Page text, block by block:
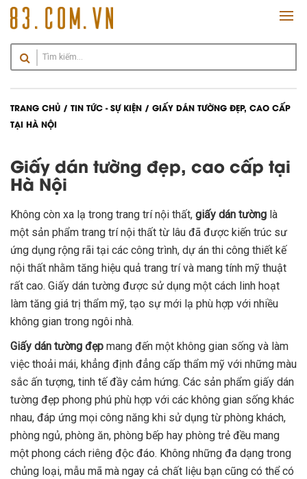
TRANG CHỦ / TIN TỨC - SỰ KIỆN / GIẤY DÁN TƯỜNG ĐẸP, CAO CẤP
TẠI HÀ NỘI
Giấy dán tường đẹp, cao cấp tại
Hà Nội
Không còn xa lạ trong trang trí nội thất, giấy dán tường là
một sản phẩm trang trí nội thất từ lâu đã được kiến trúc sư
ứng dụng rộng rãi tại các công trình, dự án thi công thiết kế
nội thất nhằm tăng hiệu quả trang trí và mang tính mỹ thuật
rất cao. Giấy dán tường được sử dụng một cách linh hoạt
làm tăng giá trị thẩm mỹ, tạo sự mới lạ phù hợp với nhiều
không gian trong ngôi nhà.
Giấy dán tường đẹp mang đến một không gian sống và làm
việc thoải mái, khẳng định đẳng cấp thẩm mỹ với những màu
sắc ấn tượng, tinh tế đầy cảm hứng. Các sản phẩm giấy dán
tường đẹp phong phú phù hợp với các không gian sống khác
nhau, đáp ứng mọi công năng khi sử dụng từ phòng khách,
phòng ngủ, phòng ăn, phòng bếp hay phòng trẻ đều mang
một phong cách riêng độc đáo. Không những đa dạng trong
chủng loại, mẫu mã mà ngay cả chất liệu bạn cũng có thể có